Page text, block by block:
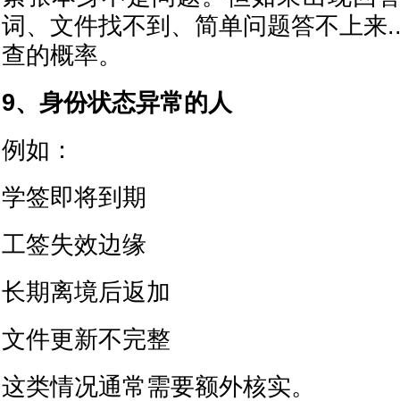
词、文件找不到、简单问题答不上来
查的概率。
9、身份状态异常的人
例如：
学签即将到期
工签失效边缘
长期离境后返加
文件更新不完整
这类情况通常需要额外核实。